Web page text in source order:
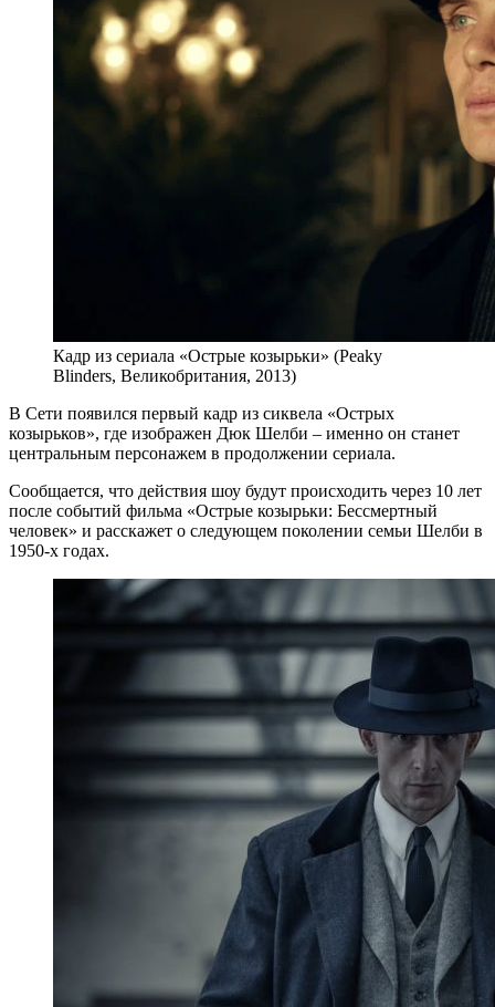
Кадр из сериала «Острые козырьки» (Peaky
Blinders, Великобритания, 2013)
В Сети появился первый кадр из сиквела «Острых
козырьков», где изображен Дюк Шелби – именно он станет
центральным персонажем в продолжении сериала.
Сообщается, что действия шоу будут происходить через 10 лет
после событий фильма «Острые козырьки: Бессмертный
человек» и расскажет о следующем поколении семьи Шелби в
1950-х годах.